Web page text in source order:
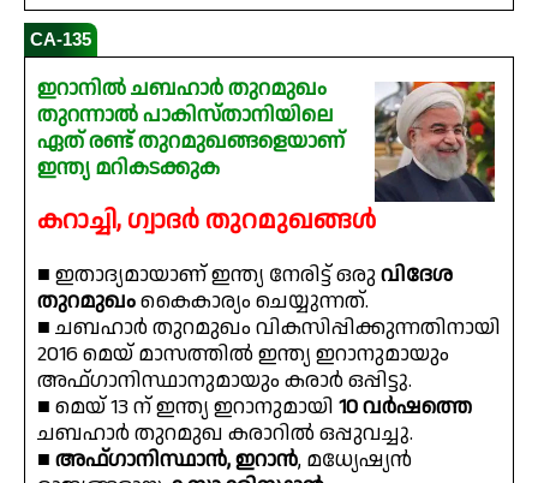
CA-135
ഇറാനിൽ ചബഹാർ തുറമുഖം
തുറന്നാൽ പാകിസ്താനിയിലെ
ഏത് രണ്ട് തുറമുഖങ്ങളെയാണ്
ഇന്ത്യ മറികടക്കുക
കറാച്ചി, ഗ്വാദർ തുറമുഖങ്ങൾ
■ ഇതാദ്യമായാണ് ഇന്ത്യ നേരിട്ട് ഒരു വിദേശ
തുറമുഖംകൈകാര്യം ചെയ്യുന്നത്.
■ ചബഹാർ തുറമുഖം വികസിപ്പിക്കുന്നതിനായി
2016 മെയ് മാസത്തിൽ ഇന്ത്യ ഇറാനുമായും
അഫ്ഗാനിസ്ഥാനുമായും കരാർ ഒപ്പിട്ടു.
■ മെയ് 13 ന് ഇന്ത്യ ഇറാനുമായി 10 വർഷത്തെ
ചബഹാർ തുറമുഖ കരാറിൽ ഒപ്പുവച്ചു.
■ അഫ്ഗാനിസ്ഥാൻ, ഇറാൻ, മധ്യേഷ്യൻ